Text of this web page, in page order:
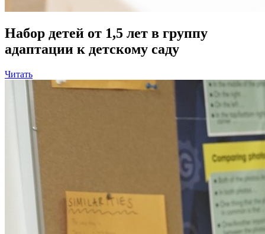
Набор детей от 1,5 лет в группу
адаптации к детскому саду
Читать